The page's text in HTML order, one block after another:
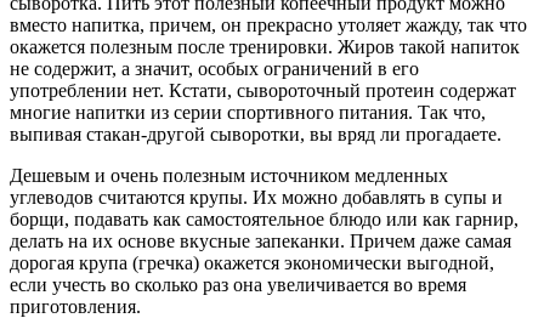
вместо напитка, причем, он прекрасно утоляет жажду, так что
окажется полезным после тренировки. Жиров такой напиток
не содержит, а значит, особых ограничений в его
употреблении нет. Кстати, сывороточный протеин содержат
многие напитки из серии спортивного питания. Так что,
выпивая стакан-другой сыворотки, вы вряд ли прогадаете.
Дешевым и очень полезным источником медленных
углеводов считаются крупы. Их можно добавлять в супы и
борщи, подавать как самостоятельное блюдо или как гарнир,
делать на их основе вкусные запеканки. Причем даже самая
дорогая крупа (гречка) окажется экономически выгодной,
если учесть во сколько раз она увеличивается во время
приготовления.